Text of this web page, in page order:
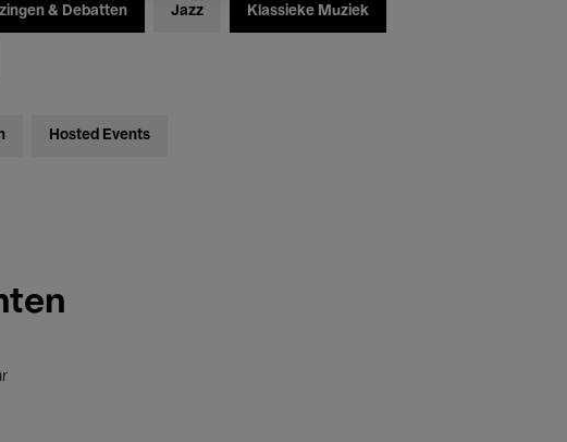
& Debatten Jazz Klassieke Muziek
Hosted Events